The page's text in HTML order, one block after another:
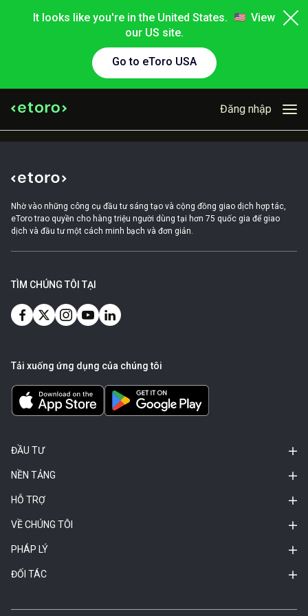
It looks like you're in the United States.
View
our US site.
Go to eToro USA
Đăng nhập
Nhờ vào những công cụ đầu tư sáng tạo và cộng đồng giao dịch hợp tác,
eToro trao quyền cho hàng triệu người dùng tại hơn 75 quốc gia để giao
dịch và đầu tư một cách minh bạch và đơn giản.
TÌM CHÚNG TÔI TẠI
Tải xuống ứng dụng của chúng tôi
ĐẦU TƯ
NỀN TẢNG
HỖ TRỢ
VỀ CHÚNG TÔI
PHÁP LÝ
ĐỐI TÁC